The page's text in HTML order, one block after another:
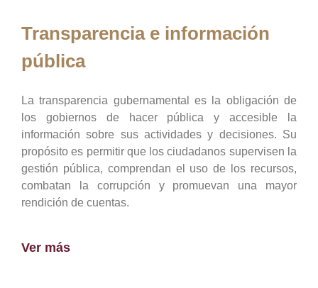
Transparencia e información
pública
La transparencia gubernamental es la obligación de
los gobiernos de hacer pública y accesible la
información sobre sus actividades y decisiones. Su
propósito es permitir que los ciudadanos supervisen la
gestión pública, comprendan el uso de los recursos,
combatan la corrupción y promuevan una mayor
rendición de cuentas.
Ver más